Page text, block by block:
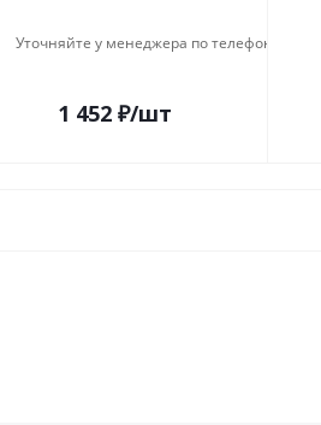
Уточняйте у менеджера по телефону
1 452 ₽/шт